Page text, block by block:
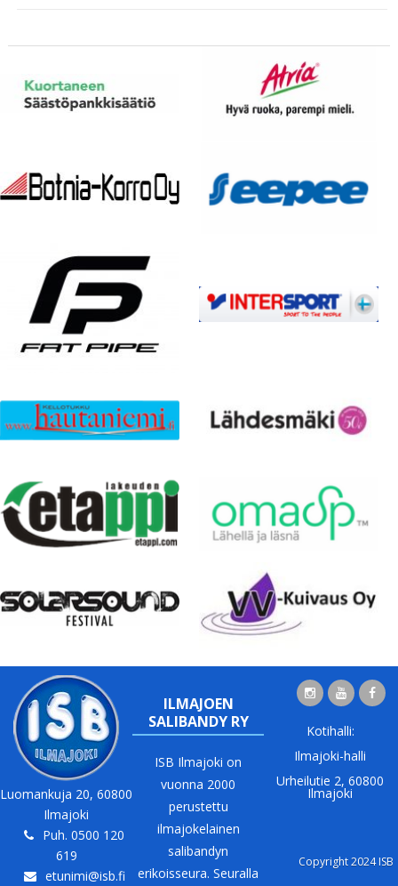
Luomankuja 20, 60800
Ilmajoki
Puh. 0500 120
619
etunimi@isb.fi
ILMAJOEN
SALIBANDY RY
ISB Ilmajoki on
vuonna 2000
perustettu
ilmajokelainen
salibandyn
erikoisseura. Seuralla
Kotihalli:
Ilmajoki-halli
Urheilutie 2, 60800
Ilmajoki
Copyright 2024 ISB